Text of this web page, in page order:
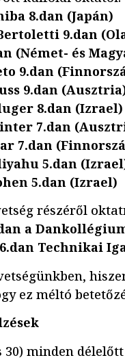
8.dan (Japán)
9.dan
(Német- és
9.dan
9.dan
8.dan (Izrael)
7.dan
7.dan
5.dan
5.dan (Izrael)
részéről
a
Technikai
ez méltó
minden délelőtt